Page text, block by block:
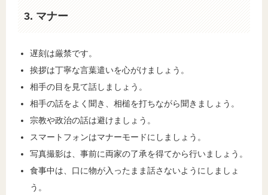
3. マナー
遅刻は厳禁です。
挨拶は丁寧な言葉遣いを心がけましょう。
相手の目を見て話しましょう。
相手の話をよく聞き、相槌を打ちながら聞きましょう。
宗教や政治の話は避けましょう。
スマートフォンはマナーモードにしましょう。
写真撮影は、事前に両家の了承を得てから行いましょう。
食事中は、口に物が入ったまま話さないようにしましょ
う。